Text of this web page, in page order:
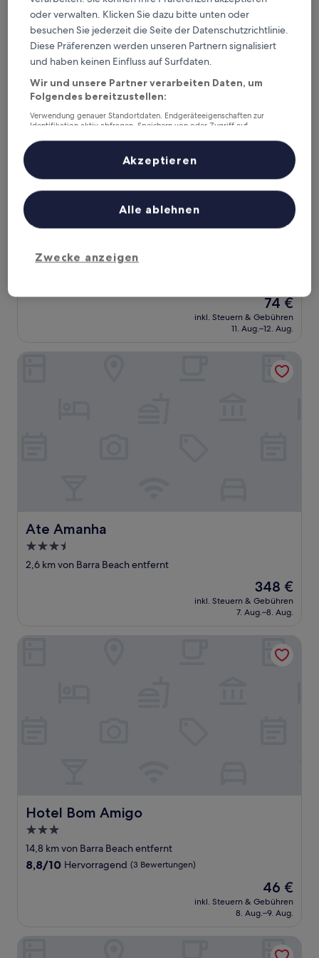
von
10,
Außergewöhnlich,
(17
Bewertungen)
Preis
beträgt
inkl. Steuern & Gebühren
27. Aug.–28. Aug.
2.5-
Unterkunft
Der
Preis
beträgt
74 €
inkl. Steuern & Gebühren
11. Aug.–12. Aug.
Ate Amanha
Ate Amanha
3.5-
Sterne-
2,6 km von Barra Beach entfernt
Der
Preis
beträgt
348 €
inkl. Steuern & Gebühren
7. Aug.–8. Aug.
Hotel Bom Amigo
Hotel Bom Amigo
3.0-
Sterne-
Unterkunft
14,8 km von Barra Beach entfernt
8.8
8,8/10 Hervorragend (3 Bewertungen)
Der
Preis
beträgt
46 €
inkl. Steuern & Gebühren
8. Aug.–9. Aug.
oder verwalten. Klicken Sie dazu bitte unten oder
besuchen Sie jederzeit die Seite der Datenschutzrichtlinie.
Diese Präferenzen werden unseren Partnern signalisiert
und haben keinen Einfluss auf Surfdaten.
Wir und unsere Partner verarbeiten Daten, um
Folgendes bereitzustellen:
Verwendung genauer Standortdaten. Endgeräteeigenschaften zur
Identifikation aktiv abfragen. Speichern von oder Zugriff auf
Inhalte, Messung von Werbeleistung und der Performance von Inhalten,
Zielgruppenforschung sowie Entwicklung und Verbesserung von
Liste der Partner (Lieferanten)
Zwecke anzeigen
Alle ablehnen
Akzeptieren